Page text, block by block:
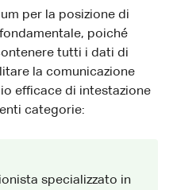
per la posizione di
poiché
tutti i dati di
la comunicazione
efficace di intestazione
categorie:
specializzato in